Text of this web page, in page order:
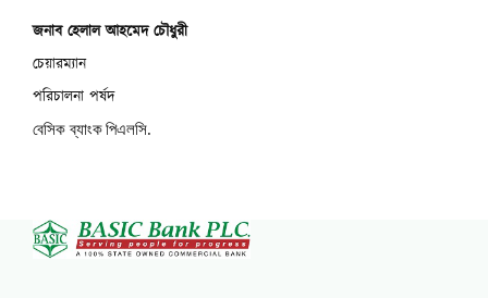
জনাব হেলাল আহমেদ চৌধুরী
চেয়ারম্যান
পরিচালনা পর্ষদ
বেসিক ব্যাংকপিএলসি.